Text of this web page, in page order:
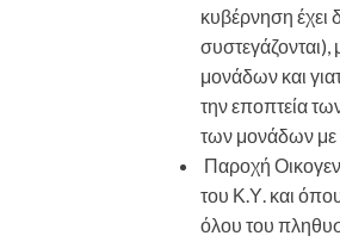
κυβέρνηση έχει
μονάδων και
την εποπτεία
των μονάδων με
Παροχή
του Κ.Υ. και
όλου του